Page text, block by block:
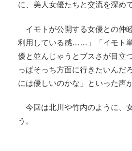
に、美人女優たちと交流を深め
イモトが公開する女優との仲
利用している感……」「イモト
優と並んじゃうとブスさが目立
っぱそっち方面に行きたいんだ
には優しいのかな」といった声
今回は北川や竹内のように、
う。